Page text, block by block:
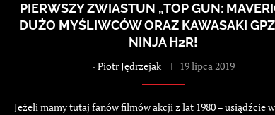
PIERWSZY ZWIASTUN „TOP GUN:
DUŻO MYŚLIWCÓW ORAZ KAWASAKI
NINJA H2R!
-Piotr Jędrzejak 19 lipca 2019
Jeżeli mamy tutaj fanów filmów akcji z lat 1980 – usiądźcie